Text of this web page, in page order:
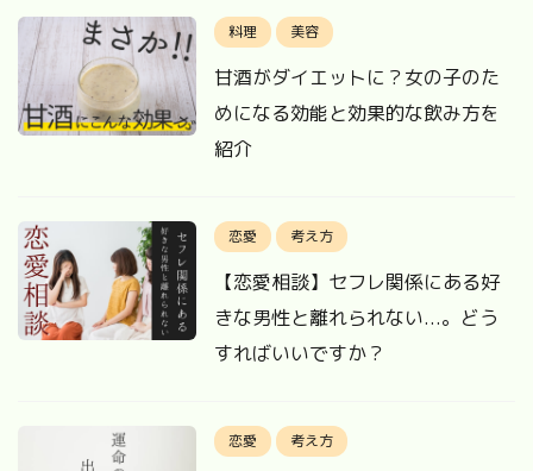
料理 美容
甘酒がダイエットに？女の子のた
めになる効能と効果的な飲み方を
紹介
恋愛 考え方
【恋愛相談】セフレ関係にある好
きな男性と離れられない...。どう
すればいいですか？
恋愛 考え方